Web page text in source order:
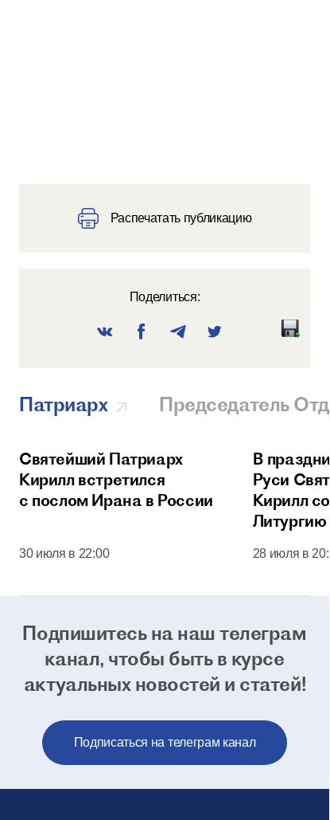
Распечатать публикацию
Поделиться:
Патриарх Председатель
Святейший Патриарх
Кирилл встретился
с послом Ирана в России
30 июля в 22:00
В
Руси
Кирилл
Кремля
28 июля в
Подпишитесь на наш телеграм
канал, чтобы быть в курсе
актуальных новостей и статей!
Подписаться на телеграм канал